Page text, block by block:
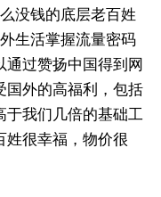
没钱的底层老百姓
生活掌握流量密码
过赞扬中国得到网
国外的高福利，包括
于我们几倍的基础工
姓很幸福，物价很